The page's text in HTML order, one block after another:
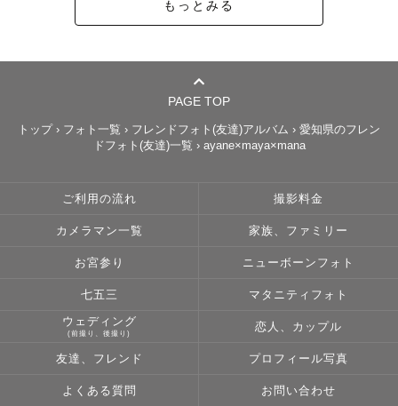
もっとみる
PAGE TOP
トップ › フォト一覧 › フレンドフォト(友達)アルバム › 愛知県のフレン
ドフォト(友達)一覧 › ayane×maya×mana
ご利用の流れ 撮影料金
カメラマン一覧 家族、ファミリー
お宮参り ニューボーンフォト
七五三 マタニティフォト
ウェディング
(前撮り、後撮り)
恋人、カップル
友達、フレンド プロフィール写真
よくある質問 お問い合わせ